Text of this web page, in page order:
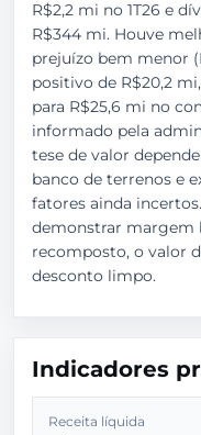
R$2,2 mi no 1T26 e
R$344 mi. Houve
prejuízo bem menor
positivo de R$20,2
para R$25,6 mi no
informado pela
tese de valor
banco de terrenos e
fatores ainda
demonstrar margem
recomposto, o valor
desconto limpo.
Indicadores
Receita líquida